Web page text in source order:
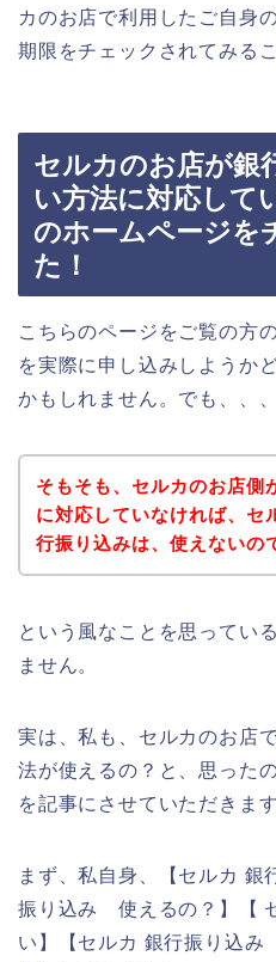
カのお店で利用したご自身
期限をチェックされてみる
セルカのお店が銀
い方法に対応して
のホームページを
た！
こちらのページをご覧の方
を実際に申し込みしようか
かもしれません。でも、、、
そもそも、セルカのお店側
に対応していなければ、セ
行振り込みは、使えないの
という風なことを思ってい
ません。
実は、私も、セルカのお店
法が使えるの？と、思った
を記事にさせていただきます
まず、私自身、【セルカ 銀
振り込み 使えるの？】【
い】【セルカ 銀行振り込